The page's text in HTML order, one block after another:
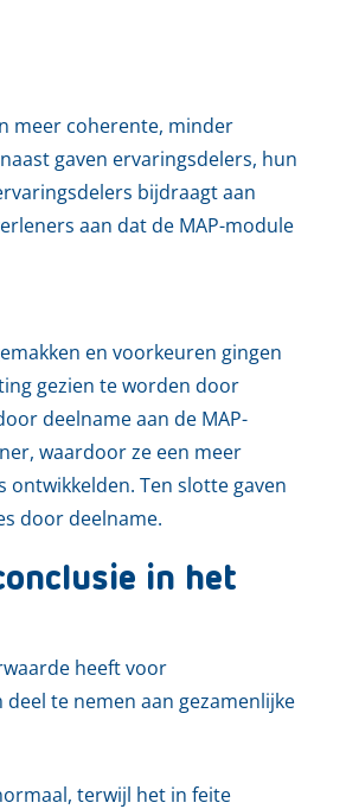
meer coherente, minder
gaven ervaringsdelers, hun
bijdraagt aan
aan dat de MAP-module
en voorkeuren gingen
gezien te worden door
deelname aan de MAP-
waardoor ze een meer
Ten slotte gaven
door deelname.
in het
heeft voor
te nemen aan gezamenlijke
terwijl het in feite